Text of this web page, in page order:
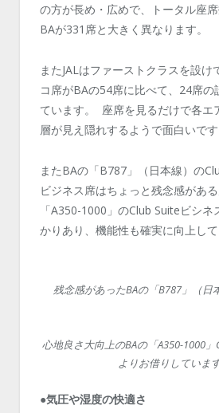
の方が長め・広めで、トータル座席
BAが331席と大きく異なります。
またJALはファーストクラスを設け
コ席がBAの54席に比べて、24席の
ています。 座席を見るだけで各エ
層が見え隠れするようで面白いです
またBAの「B787」（日本線）の
ビジネス席はちょっと残念感がある
「A350-1000」のClub Suiteビシ
かりあり、機能性も確実に向上して
残念感があったBAの「B787」（日
心地良さ大向上のBAの「A350-1000
よりお借りしています
●気圧や湿度の快適さ